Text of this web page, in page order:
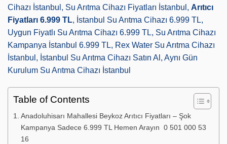
Cihazı İstanbul, Su Arıtma Cihazı Fiyatları İstanbul, Arıtıcı
Fiyatları 6.999 TL, İstanbul Su Arıtma Cihazı 6.999 TL,
Uygun Fiyatlı Su Arıtma Cihazı 6.999 TL, Su Arıtma Cihazı
Kampanya İstanbul 6.999 TL, Rex Water Su Arıtma Cihazı
İstanbul, İstanbul Su Arıtma Cihazı Satın Al, Aynı Gün
Kurulum Su Arıtma Cihazı İstanbul
Table of Contents
Anadoluhisarı Mahallesi Beykoz Arıtıcı Fiyatları – Şok
Kampanya Sadece 6.999 TL Hemen Arayın 0 501 000 53
16